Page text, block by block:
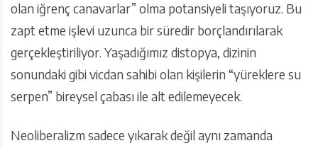
olan iğrenç canavarlar” olma potansiyeli taşıyoruz. Bu
zapt etme işlevi uzunca bir süredir borçlandırılarak
gerçekleştiriliyor. Yaşadığımız distopya, dizinin
sonundaki gibi vicdan sahibi olan kişilerin “yüreklere su
serpen” bireysel çabası ile alt edilemeyecek.
Neoliberalizm sadece yıkarak değil aynı zamanda